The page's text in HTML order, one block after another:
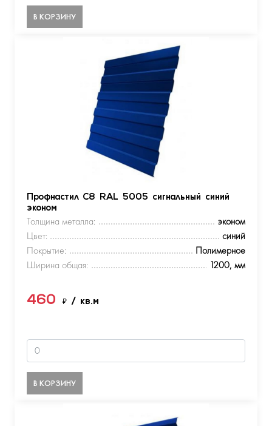
В КОРЗИНУ
Профнастил С8 RAL 5005 сигнальный синий
эконом
Толщина металла:
эконом
Цвет:
синий
Покрытие:
Полимерное
Ширина общая:
1200, мм
460 ₽ / кв.м
В КОРЗИНУ